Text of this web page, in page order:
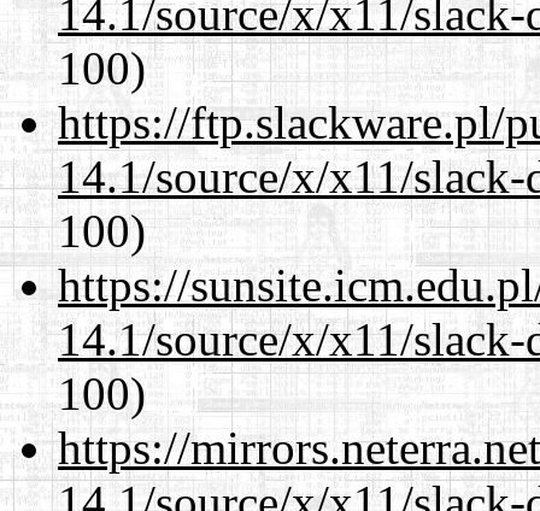
14.1/source/x/x11/
100)
https://ftp.slackware.pl/
14.1/source/x/x11/
100)
https://
14.1/source/x/x11/
100)
https://